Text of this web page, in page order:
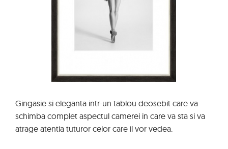
Gingasie si eleganta intr-un tablou deosebit care va
schimba complet aspectul camerei in care va sta si va
atrage atentia tuturor celor care il vor vedea.